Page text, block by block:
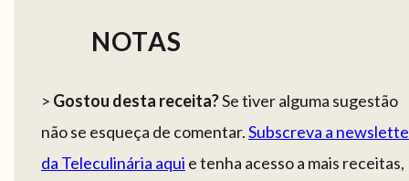
NOTAS
> Gostou desta receita?Se tiver alguma sugestão
não se esqueça de comentar.Subscreva a
da Teleculinária aqui e tenha acesso a mais receitas,